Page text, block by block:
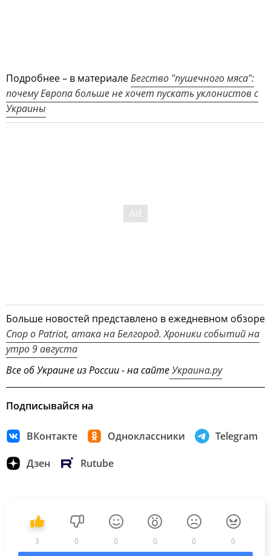
Подробнее – в материалеБегство "пушечного мяса":
почему Европа больше не хочет пускать уклонистов с
Украины
Больше новостей представлено в ежедневном обзоре
Спор о Patriot, атака на Белгород. Хроники событий на
утро 9 августа
Все об Украине из России - на сайтеУкраина.ру
Подписывайся на
ВКонтакте Одноклассники Telegram
Дзен Rutube
3 0 0 0 0 0